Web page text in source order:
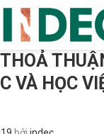
VÀ HỌC